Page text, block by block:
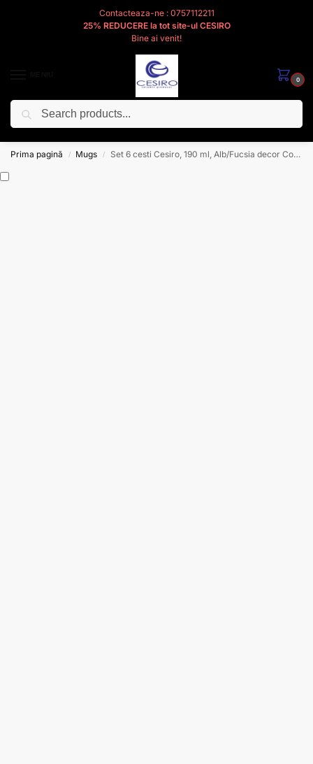
Contacteaza-ne : 0757112211
25% REDUCERE la tot site-ul CESIRO
Bine ai venit!
0
Cesiro
Prima pagină / Mugs / Set 6 cesti Cesiro, 190 ml, Alb/Fucsia decor Coffee